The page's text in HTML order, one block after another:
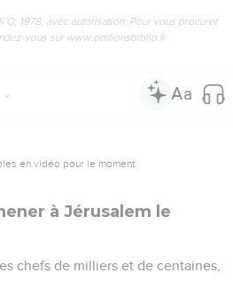
1978, avec autorisation. Pour vous procurer
vous sur www.editionsbiblio.fr
en vidéo pour le moment.
à Jérusalem le
chefs de milliers et de centaines,